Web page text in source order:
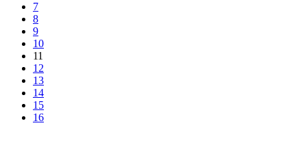
7
8
9
10
11
12
13
14
15
16